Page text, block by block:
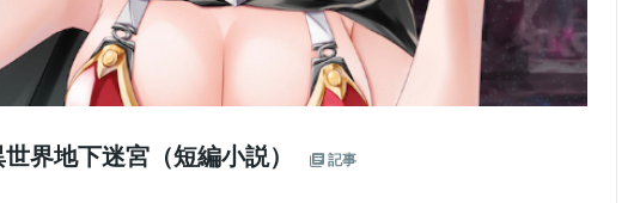
界地下迷宮（短編小説） 記事